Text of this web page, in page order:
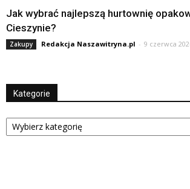
Jak wybrać najlepszą hurtownię
Cieszynie?
Zakupy Redakcja Naszawitryna.pl - 9 czerwca
Kategorie
Kategorie